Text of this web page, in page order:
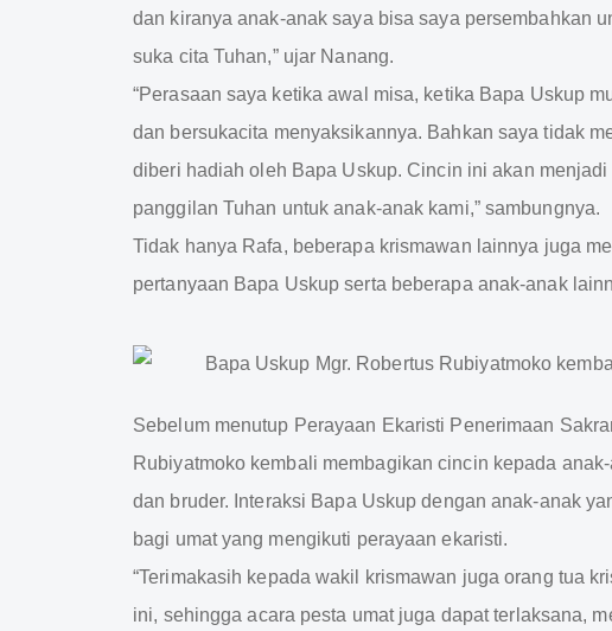
dan kiranya anak-anak saya bisa saya persembahkan
suka cita Tuhan,” ujar Nanang.
“Perasaan saya ketika awal misa, ketika Bapa Uskup
dan bersukacita menyaksikannya. Bahkan saya tidak
diberi hadiah oleh Bapa Uskup. Cincin ini akan
panggilan Tuhan untuk anak-anak kami,” sambungnya.
Tidak hanya Rafa, beberapa krismawan lainnya juga
pertanyaan Bapa Uskup serta beberapa anak-anak
Sebelum menutup Perayaan Ekaristi Penerimaan
Rubiyatmoko kembali membagikan cincin kepada
dan bruder. Interaksi Bapa Uskup dengan anak-anak
bagi umat yang mengikuti perayaan ekaristi.
“Terimakasih kepada wakil krismawan juga orang tua
ini, sehingga acara pesta umat juga dapat terlaksana,